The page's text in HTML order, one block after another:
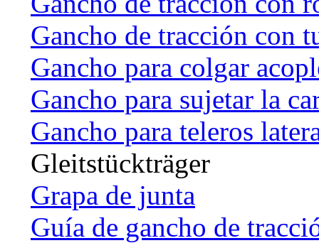
Gancho de tracción con
Gancho para colgar
Gancho para sujetar la
Gancho para teleros
Gleitstückträger
Grapa de junta
Guía de gancho de